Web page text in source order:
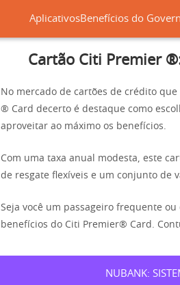
AplicativosBenefícios do
Cartão Citi Premier
No mercado de cartões de crédito
® Card decerto é destaque como
aproveitar ao máximo os benefícios.
Com uma taxa anual modesta, este
de resgate flexíveis e um conjunto de
Seja você um passageiro frequente
benefícios do Citi Premier® Card.
NUBANK: